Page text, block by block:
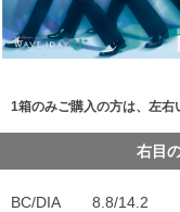
1箱のみご購入の方は、左
右目
BC/DIA 8.8/14.2